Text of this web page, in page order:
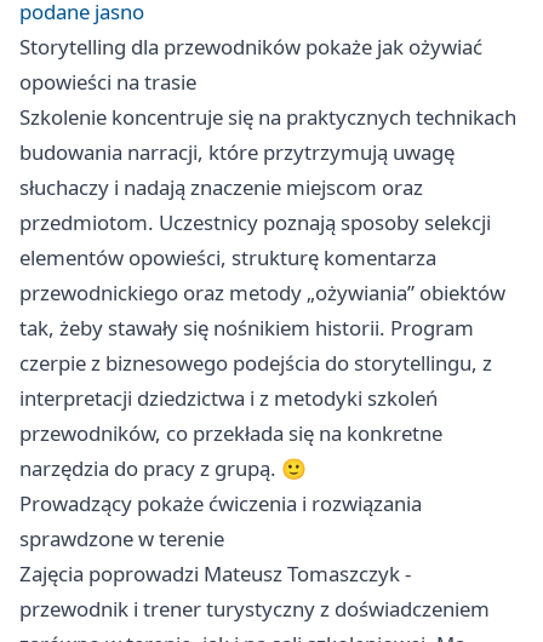
podane jasno
Storytelling dla przewodników pokaże jak ożywiać
opowieści na trasie
Szkolenie koncentruje się na praktycznych technikach
budowania narracji, które przytrzymują uwagę
słuchaczy i nadają znaczenie miejscom oraz
przedmiotom. Uczestnicy poznają sposoby selekcji
elementów opowieści, strukturę komentarza
przewodnickiego oraz metody „ożywiania” obiektów
tak, żeby stawały się nośnikiem historii. Program
czerpie z biznesowego podejścia do storytellingu, z
interpretacji dziedzictwa i z metodyki szkoleń
przewodników, co przekłada się na konkretne
narzędzia do pracy z grupą. 🙂
Prowadzący pokaże ćwiczenia i rozwiązania
sprawdzone w terenie
Zajęcia poprowadzi Mateusz Tomaszczyk -
przewodnik i trener turystyczny z doświadczeniem